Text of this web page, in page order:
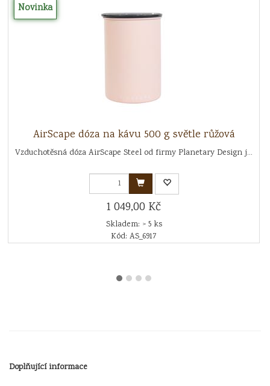
Novinka
AirScape dóza na kávu 500 g světle růžová
Vzduchotěsná dóza AirScape Steel od firmy Planetary Design j...
1 049,00 Kč
Skladem: > 5 ks
Kód: AS_6917
Doplňující informace